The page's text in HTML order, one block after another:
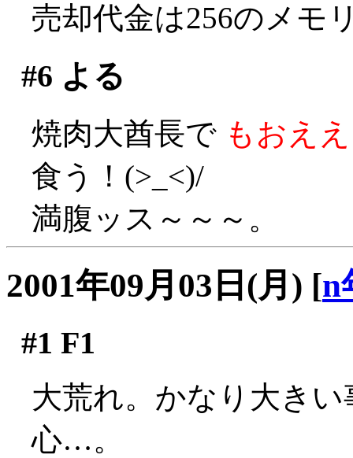
売却代金は256のメモ
#6 よる
焼肉大酋長で もおええ
食う！(>_<)/
満腹ッス～～～。
2001年09月03日(月) [n
#1 F1
大荒れ。かなり大き
心…。